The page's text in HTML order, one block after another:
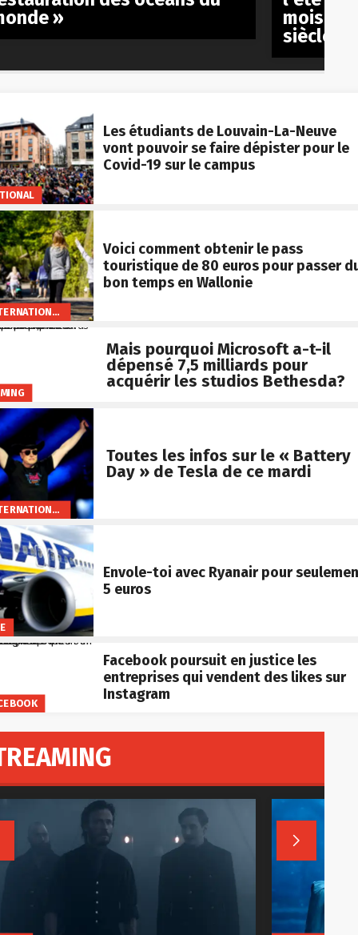
Les étudiants de Louvain-La-Neuve
vont pouvoir se faire dépister pour le
Covid-19 sur le campus
INTERNATIONAL
Voici comment obtenir le pass
touristique de 80 euros pour passer
bon temps en Wallonie
Mais pourquoi Microsoft a-t-il
dépensé 7,5 milliards pour
acquérir les studios Bethesda?
INTERNATIONAL
Toutes les infos sur le « Battery
Day » de Tesla de ce mardi
Envole-toi avec Ryanair pour
5 euros
Facebook poursuit en justice les
entreprises qui vendent des likes sur
Instagram
»
mois en
siècle
